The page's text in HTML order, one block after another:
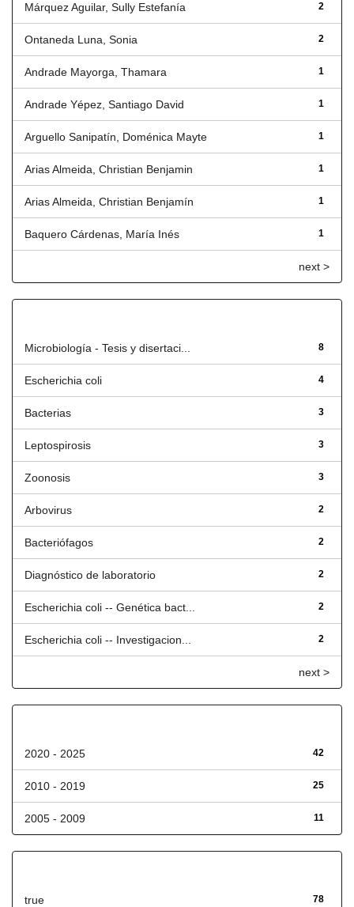
2
Márquez Aguilar, Sully Estefanía
2
Ontaneda Luna, Sonia
1
Andrade Mayorga, Thamara
1
Andrade Yépez, Santiago David
1
Arguello Sanipatín, Doménica Mayte
1
Arias Almeida, Christian Benjamin
1
Arias Almeida, Christian Benjamín
1
Baquero Cárdenas, María Inés
next >
8
Microbiología - Tesis y disertaci...
4
Escherichia coli
3
Bacterias
3
Leptospirosis
3
Zoonosis
2
Arbovirus
2
Bacteriófagos
2
Diagnóstico de laboratorio
2
Escherichia coli -- Genética bact...
2
Escherichia coli -- Investigacion...
next >
42
2020 - 2025
25
2010 - 2019
11
2005 - 2009
78
true